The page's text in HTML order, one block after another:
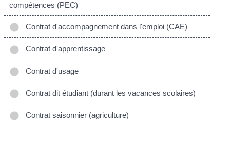
compétences (PEC)
Contrat d'accompagnement dans l'emploi (CAE)
Contrat d'apprentissage
Contrat d'usage
Contrat dit étudiant (durant les vacances scolaires)
Contrat saisonnier (agriculture)